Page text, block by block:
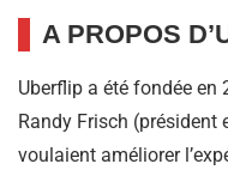
A PROPOS
Uberflip a été fondée en
Randy Frisch (président
voulaient améliorer